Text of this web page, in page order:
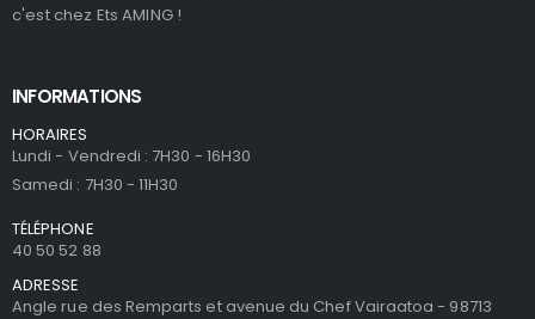
c'est chez Ets AMING !
INFORMATIONS
HORAIRES
Lundi - Vendredi : 7H30 - 16H30
Samedi : 7H30 - 11H30
TÉLÉPHONE
40 50 52 88
ADRESSE
Angle rue des Remparts et avenue du Chef Vairaatoa - 98713